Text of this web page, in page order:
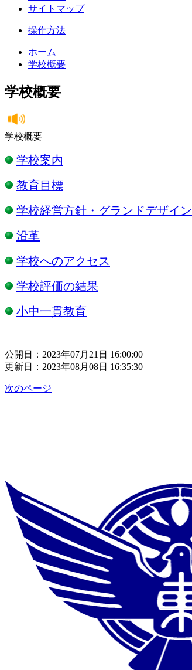
サイトマップ
操作方法
ホーム
学校概要
学校概要
学校概要
学校案内
教育目標
学校経営方針・グランドデザイン
沿革
学校へのアクセス
学校評価の結果
小中一貫教育
公開日：2023年07月21日 16:00:00
更新日：2023年08月08日 16:35:30
次のページ